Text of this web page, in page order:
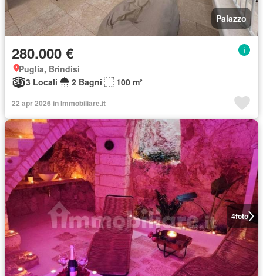
Palazzo
280.000 €
Puglia, Brindisi
3 Locali
2 Bagni 100 m²
22 apr 2026 in Immobiliare.it
4foto